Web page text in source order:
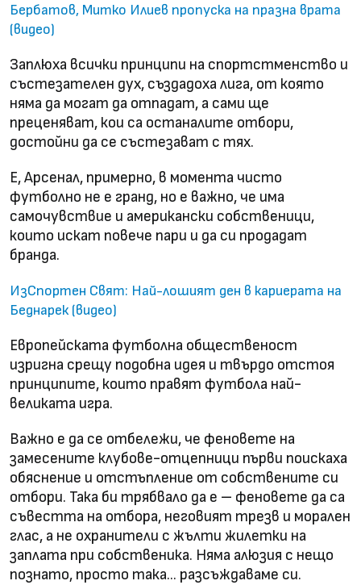
Бербатов, Митко Илиев пропуска на празна врата
(видео)
Заплюха всички принципи на спортстменство и
състезателен дух, създадоха лига, от която
няма да могат да отпадат, а сами ще
преценяват, кои са останалите отбори,
достойни да се състезават с тях.
Е, Арсенал, примерно, в момента чисто
футболно не е гранд, но е важно, че има
самочувствие и американски собственици,
които искат повече пари и да си продадат
бранда.
ИзСпортен Свят: Най-лошият ден в кариерата на
Беднарек (видео)
Европейската футболна общественост
изригна срещу подобна идея и твърдо отстоя
принципите, които правят футбола най-
великата игра.
Важно е да се отбележи, че феновете на
замесените клубове-отцепници първи поискаха
обяснение и отстъпление от собствените си
отбори. Така би трябвало да е – феновете да са
съвестта на отбора, неговият трезв и морален
глас, а не охранители с жълти жилетки на
заплата при собственика. Няма алюзия с нещо
познато, просто така… разсъждаваме си.